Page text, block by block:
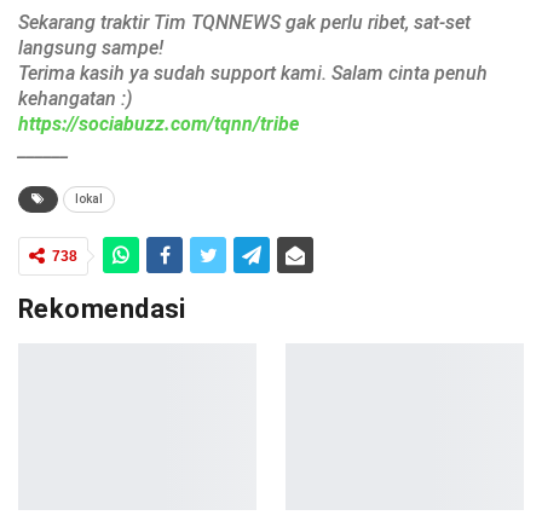
Sekarang traktir Tim TQNNEWS gak perlu ribet, sat-set
langsung sampe!
Terima kasih ya sudah support kami. Salam cinta penuh
kehangatan :)
https://sociabuzz.com/tqnn/tribe
lokal
738
Rekomendasi